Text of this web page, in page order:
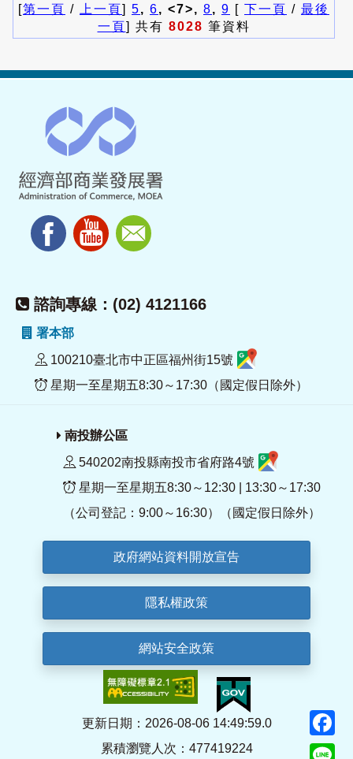
[第一頁 / 上一頁] 5, 6, <7>, 8, 9 [ 下一頁 / 最後
一頁] 共有 8028 筆資料
諮詢專線：(02) 4121166
署本部
100210臺北市中正區福州街15號
星期一至星期五8:30～17:30（國定假日除外）
南投辦公區
540202南投縣南投市省府路4號
星期一至星期五8:30～12:30 | 13:30～17:30
（公司登記：9:00～16:30）（國定假日除外）
政府網站資料開放宣告
隱私權政策
網站安全政策
更新日期：2026-08-06 14:49:59.0
累積瀏覽人次：477419224